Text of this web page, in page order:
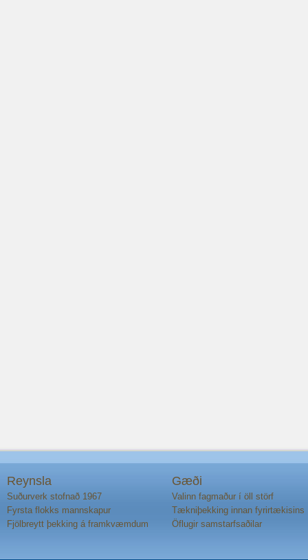
Reynsla
Suðurverk stofnað 1967
Fyrsta flokks mannskapur
Fjölbreytt þekking á framkvæmdum
Gæði
Valinn fagmaður í öll störf
Tækniþekking innan fyrirtækisins
Öflugir samstarfsaðilar